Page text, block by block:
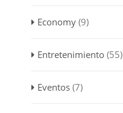
Economy(9)
Entretenimiento(55)
Eventos(7)